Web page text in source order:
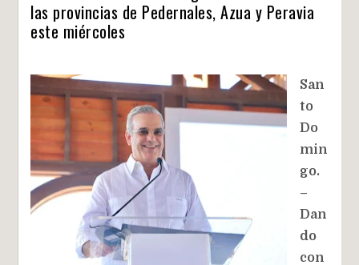
las provincias de Pedernales, Azua y Peravia
este miércoles
San
to
Do
min
go.
–
Dan
do
con